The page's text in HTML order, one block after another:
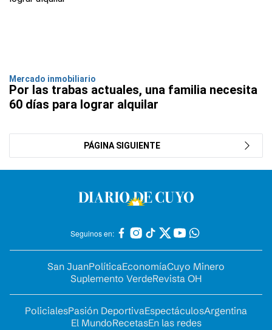
Mercado inmobiliario
Por las trabas actuales, una familia necesita
60 días para lograr alquilar
PÁGINA SIGUIENTE
Seguinos en:
San JuanPolíticaEconomíaCuyo Minero
Suplemento VerdeRevista OH
PolicialesPasión DeportivaEspectáculosArgentina
El MundoRecetasEn las redes